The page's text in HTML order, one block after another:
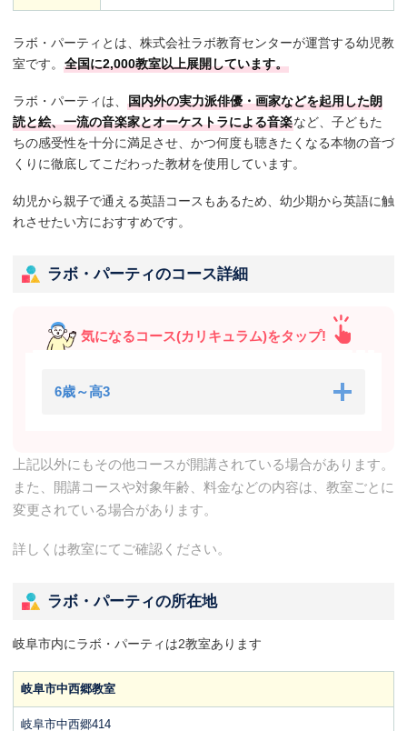
ラボ・パーティとは、株式会社ラボ教育センターが運営する幼児教
室です。 全国に2,000教室以上展開しています。
ラボ・パーティは、 国内外の実力派俳優・画家などを起用した朗
読と絵、一流の音楽家とオーケストラによる音楽など、子どもた
ちの感受性を十分に満足させ、かつ何度も聴きたくなる本物の音づ
くりに徹底してこだわった教材を使用しています。
幼児から親子で通える英語コースもあるため、幼少期から英語に触
れさせたい方におすすめです。
ラボ・パーティのコース詳細
気になるコース(カリキュラム)をタップ!
6歳～高3
上記以外にもその他コースが開講されている場合があります。
また、開講コースや対象年齢、料金などの内容は、教室ごとに
変更されている場合があります。
詳しくは教室にてご確認ください。
ラボ・パーティの所在地
岐阜市内にラボ・パーティは2教室あります
岐阜市中西郷教室
岐阜市中西郷414